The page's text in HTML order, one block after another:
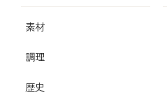
素材
調理
歴史